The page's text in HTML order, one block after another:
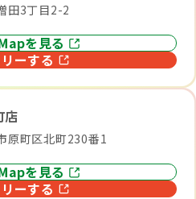
田3丁目2-2
を見る
ーする
店
原町区北町230番1
を見る
ーする